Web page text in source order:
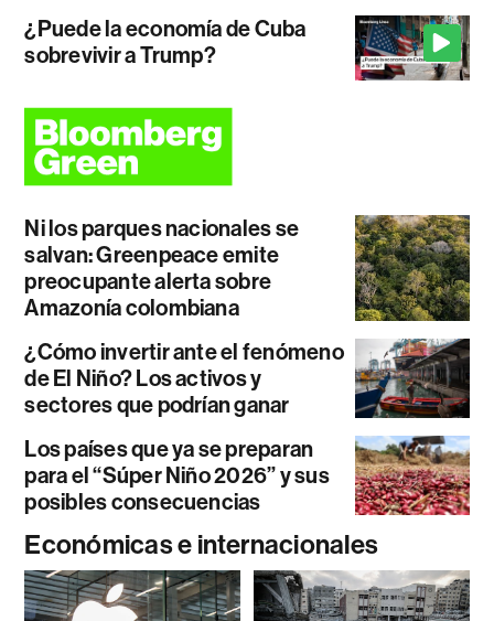
¿Puede la economía de Cuba
sobrevivir a Trump?
Ni los parques nacionales se
salvan: Greenpeace emite
preocupante alerta sobre
Amazonía colombiana
¿Cómo invertir ante el fenómeno
de El Niño? Los activos y
sectores que podrían ganar
Los países que ya se preparan
para el “Súper Niño 2026” y sus
posibles consecuencias
Económicas e internacionales